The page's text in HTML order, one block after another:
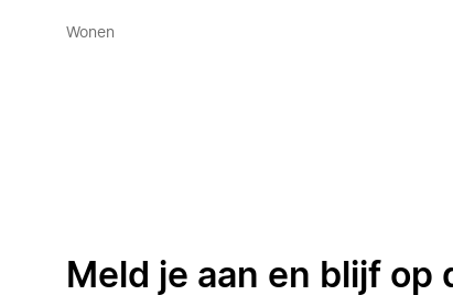
Wonen
Meld je aan en blijf op